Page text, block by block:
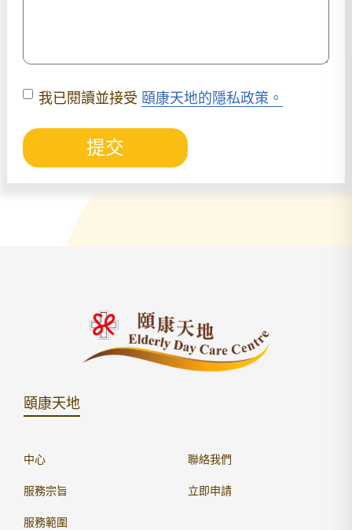
我已閱讀並接受 頤康天地的隱私政策。
提交
頤康天地
中心
服務宗旨
服務範圍
聯絡我們
立即申請